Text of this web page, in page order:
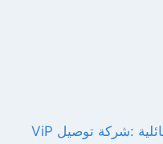
شركة توصيل في جدة خدمات عائلية :شركة توصيل ViP